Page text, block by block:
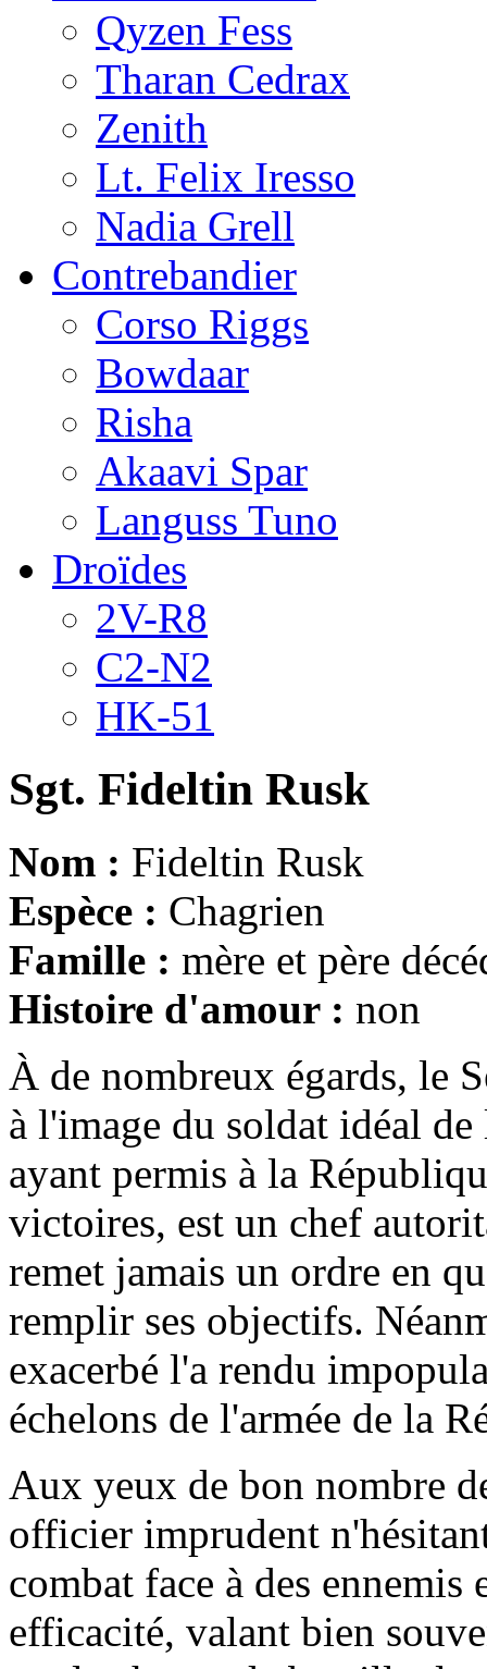
Qyzen Fess
Tharan Cedrax
Zenith
Lt. Felix Iresso
Nadia Grell
Contrebandier
Corso Riggs
Bowdaar
Risha
Akaavi Spar
Languss Tuno
Droïdes
2V-R8
C2-N2
HK-51
Sgt. Fideltin Rusk
Nom : Fideltin Rusk
Espèce : Chagrien
Famille : mère et père
Histoire d'amour : non
À de nombreux égards, le
à l'image du soldat idéal
ayant permis à la
victoires, est un chef
remet jamais un ordre en
remplir ses objectifs.
exacerbé l'a rendu
échelons de l'armée de la
Aux yeux de bon nombre
officier imprudent
combat face à des
efficacité, valant bien